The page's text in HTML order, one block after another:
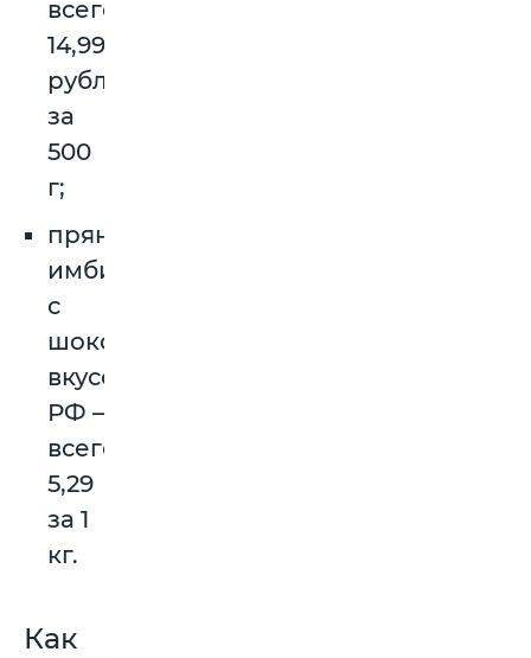
всего
14,99
рубля
за
500
г;
пряники
имбирные
с
шоколадным
вкусом,
РФ –
всего
5,29
за 1
кг.
Как